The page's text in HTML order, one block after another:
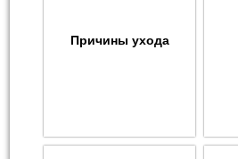
Причины ухода